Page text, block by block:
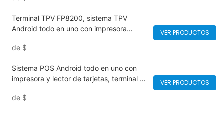
Portátil para restaurantes y comercios.
Terminal TPV FP8200, sistema TPV
Android todo en uno con impresora
código QR, NFC y pagos con tarjeta |
cafeterías.
de $
VER PRODUCTOS
Sistema POS Android todo en uno con
impresora y lector de tarjetas, terminal de
para restaurantes, comercios y
de $
VER PRODUCTOS